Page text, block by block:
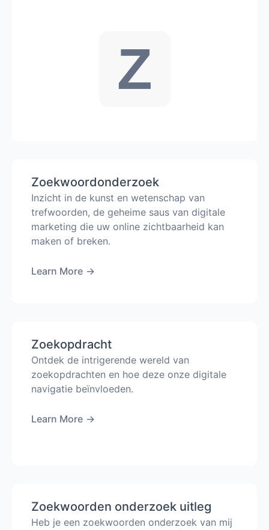
Z
Zoekwoordonderzoek
Inzicht in de kunst en wetenschap van
trefwoorden, de geheime saus van digitale
marketing die uw online zichtbaarheid kan
maken of breken.
Learn More →
Zoekopdracht
Ontdek de intrigerende wereld van
zoekopdrachten en hoe deze onze digitale
navigatie beïnvloeden.
Learn More →
Zoekwoorden onderzoek uitleg
Heb je een zoekwoorden onderzoek van mij